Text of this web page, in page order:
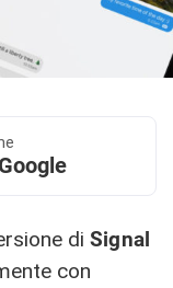
di Signal
con